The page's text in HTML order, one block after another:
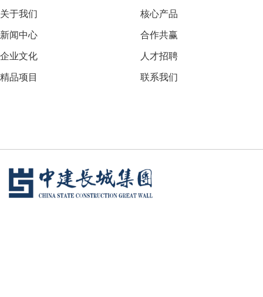
关于我们
新闻中心
企业文化
精品项目
核心产品
合作共赢
人才招聘
联系我们